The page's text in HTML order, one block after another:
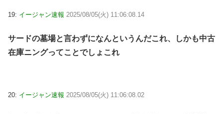
19: イージャン速報 2025/08/05(火) 11:06:08.14
サードの墓場と言わずになんというんだこれ、しかも中古
在庫ニングってことでしょこれ
20: イージャン速報 2025/08/05(火) 11:06:08.02